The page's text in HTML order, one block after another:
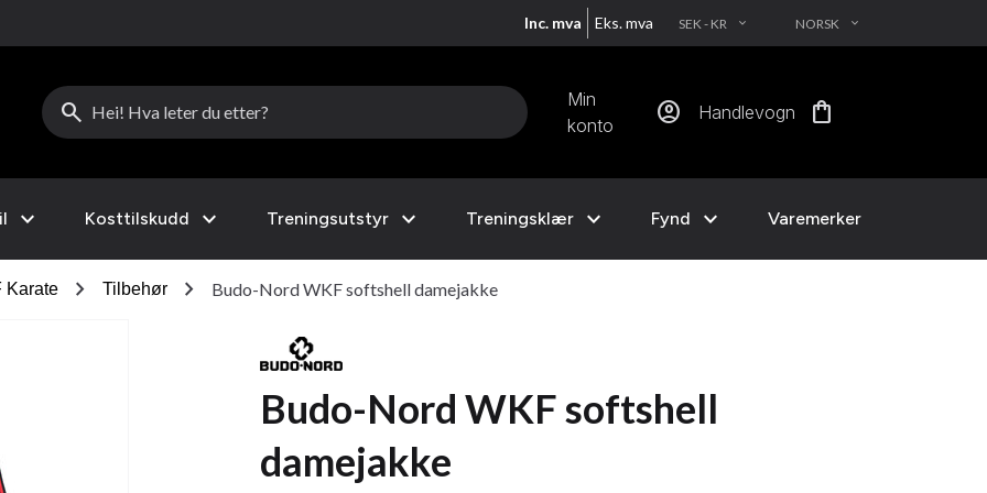
Inc. mva Eks. mva SEK - KR EXPAND_MORE NORSK EXPAND_MORE
search
Min
konto
account_circle Handlevogn shopping_bag
expand_more Kosttilskudd expand_more Treningsutstyr expand_more Treningsklær expand_more Fynd expand_more Varemerker
Karate chevron_right Tilbehør chevron_right Budo-Nord WKF softshell damejakke
Budo-Nord WKF softshell
damejakke